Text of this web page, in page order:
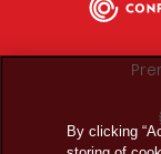
By clicking